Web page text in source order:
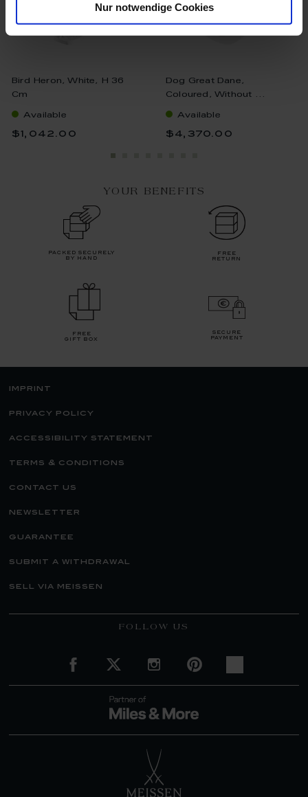
Nur notwendige Cookies
Bird Heron, White, H 36
Cm
Available
$1,042.00
Dog Great Dane,
Coloured, Without ...
Available
$4,370.00
YOUR BENEFITS
packed securely
by hand
free
return
free
gift box
secure
payment
imprint
privacy policy
accessibility statement
terms & conditions
contact us
newsletter
guarantee
submit a withdrawal
sell via meissen
FOLLOW US